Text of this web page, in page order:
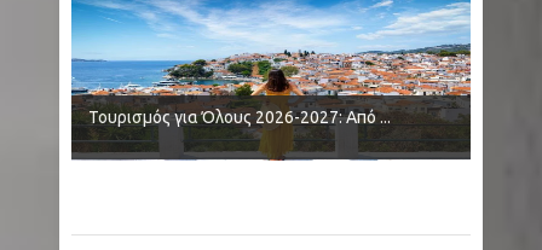
εγκαύματα
Αργεντινή - Βραζιλία: Σε διπλωματική κρίση -
Αίτημα να αποχωρήσει ο πρεσβευτής στην
Τουρισμός για Όλους 2026-2027: Από ...